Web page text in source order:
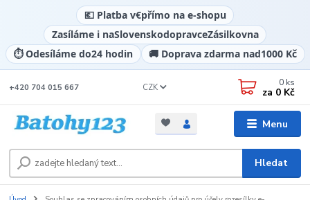
💶 Platba v€přímo na e-shopu
Zasíláme i naSlovenskodopravceZásilkovna
⏱️ Odesíláme do24 hodin 🚚 Doprava zdarma nad1000 Kč
Menu
CZK
Hledat
+420 704 015 667 0 ks
za 0 Kč